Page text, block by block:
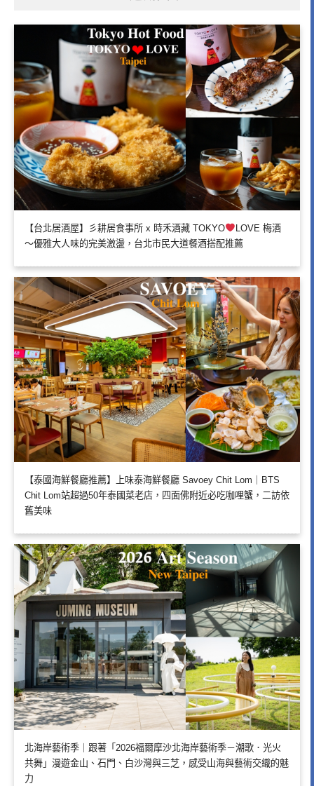
【台北居酒屋】彡耕居食事所 x 時禾酒藏 TOKYO
LOVE 梅酒
～優雅大人味的完美激盪，台北市民大道餐酒搭配推薦
【泰國海鮮餐廳推薦】上味泰海鮮餐廳 Savoey Chit Lom｜BTS
Chit Lom站超過50年泰國菜老店，四面佛附近必吃咖哩蟹，二訪依
舊美味
北海岸藝術季｜跟著「2026福爾摩沙北海岸藝術季－潮歌．光火
共舞」漫遊金山、石門、白沙灣與三芝，感受山海與藝術交織的魅
力